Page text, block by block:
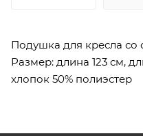
Подушка для кресла со
Размер: длина 123 см,
хлопок 50% полиэстер